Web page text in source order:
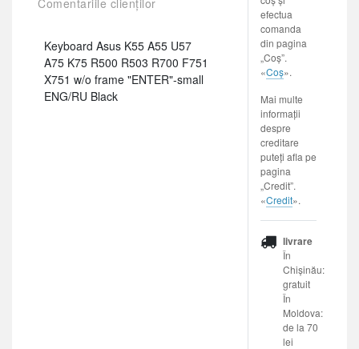
Keyboard Asus K55 A55 U57
A75 K75 R500 R503 R700 F751
X751 w/o frame "ENTER"-small
ENG/RU Black
efectua
comanda
din pagina
„Coș”.
«Coș».
Mai multe
informații
despre
creditare
puteți afla pe
pagina
„Credit”.
«Credit».
livrare
În
Chișinău:
gratuit
În
Moldova:
de la 70
lei